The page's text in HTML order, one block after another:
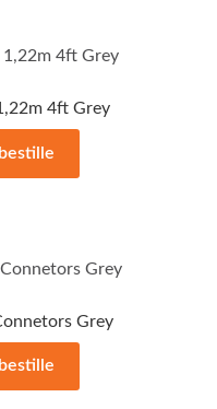
4ft Grey
Grey